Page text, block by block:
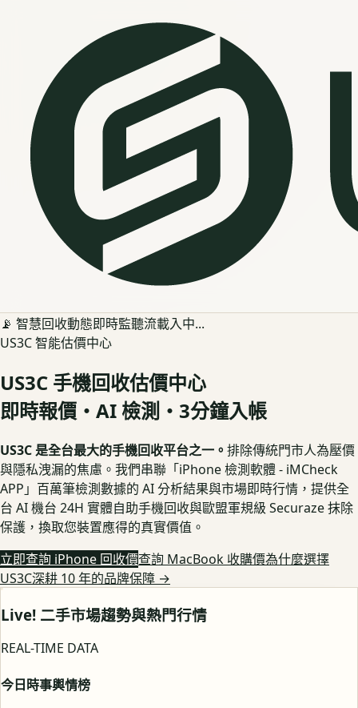
📡 智慧回收動態即時監聽流載入中...
US3C 智能估價中心
US3C 手機回收估價中心
即時報價・AI 檢測・3分鐘入帳
US3C 是全台最大的手機回收平台之一。 排除傳統門市人為壓價
與隱私洩漏的焦慮。我們串聯「iPhone 檢測軟體 - iMCheck
APP」百萬筆檢測數據的 AI 分析結果與市場即時行情，提供全
台 AI 機台 24H 實體自助手機回收與歐盟軍規級 Securaze 抹除
保護，換取您裝置應得的真實價值。
立即查詢 iPhone 回收價查詢 MacBook 收購價為什麼選擇
US3C深耕 10 年的品牌保障 →
Live! 二手市場趨勢與熱門行情
REAL-TIME DATA
今日時事輿情榜